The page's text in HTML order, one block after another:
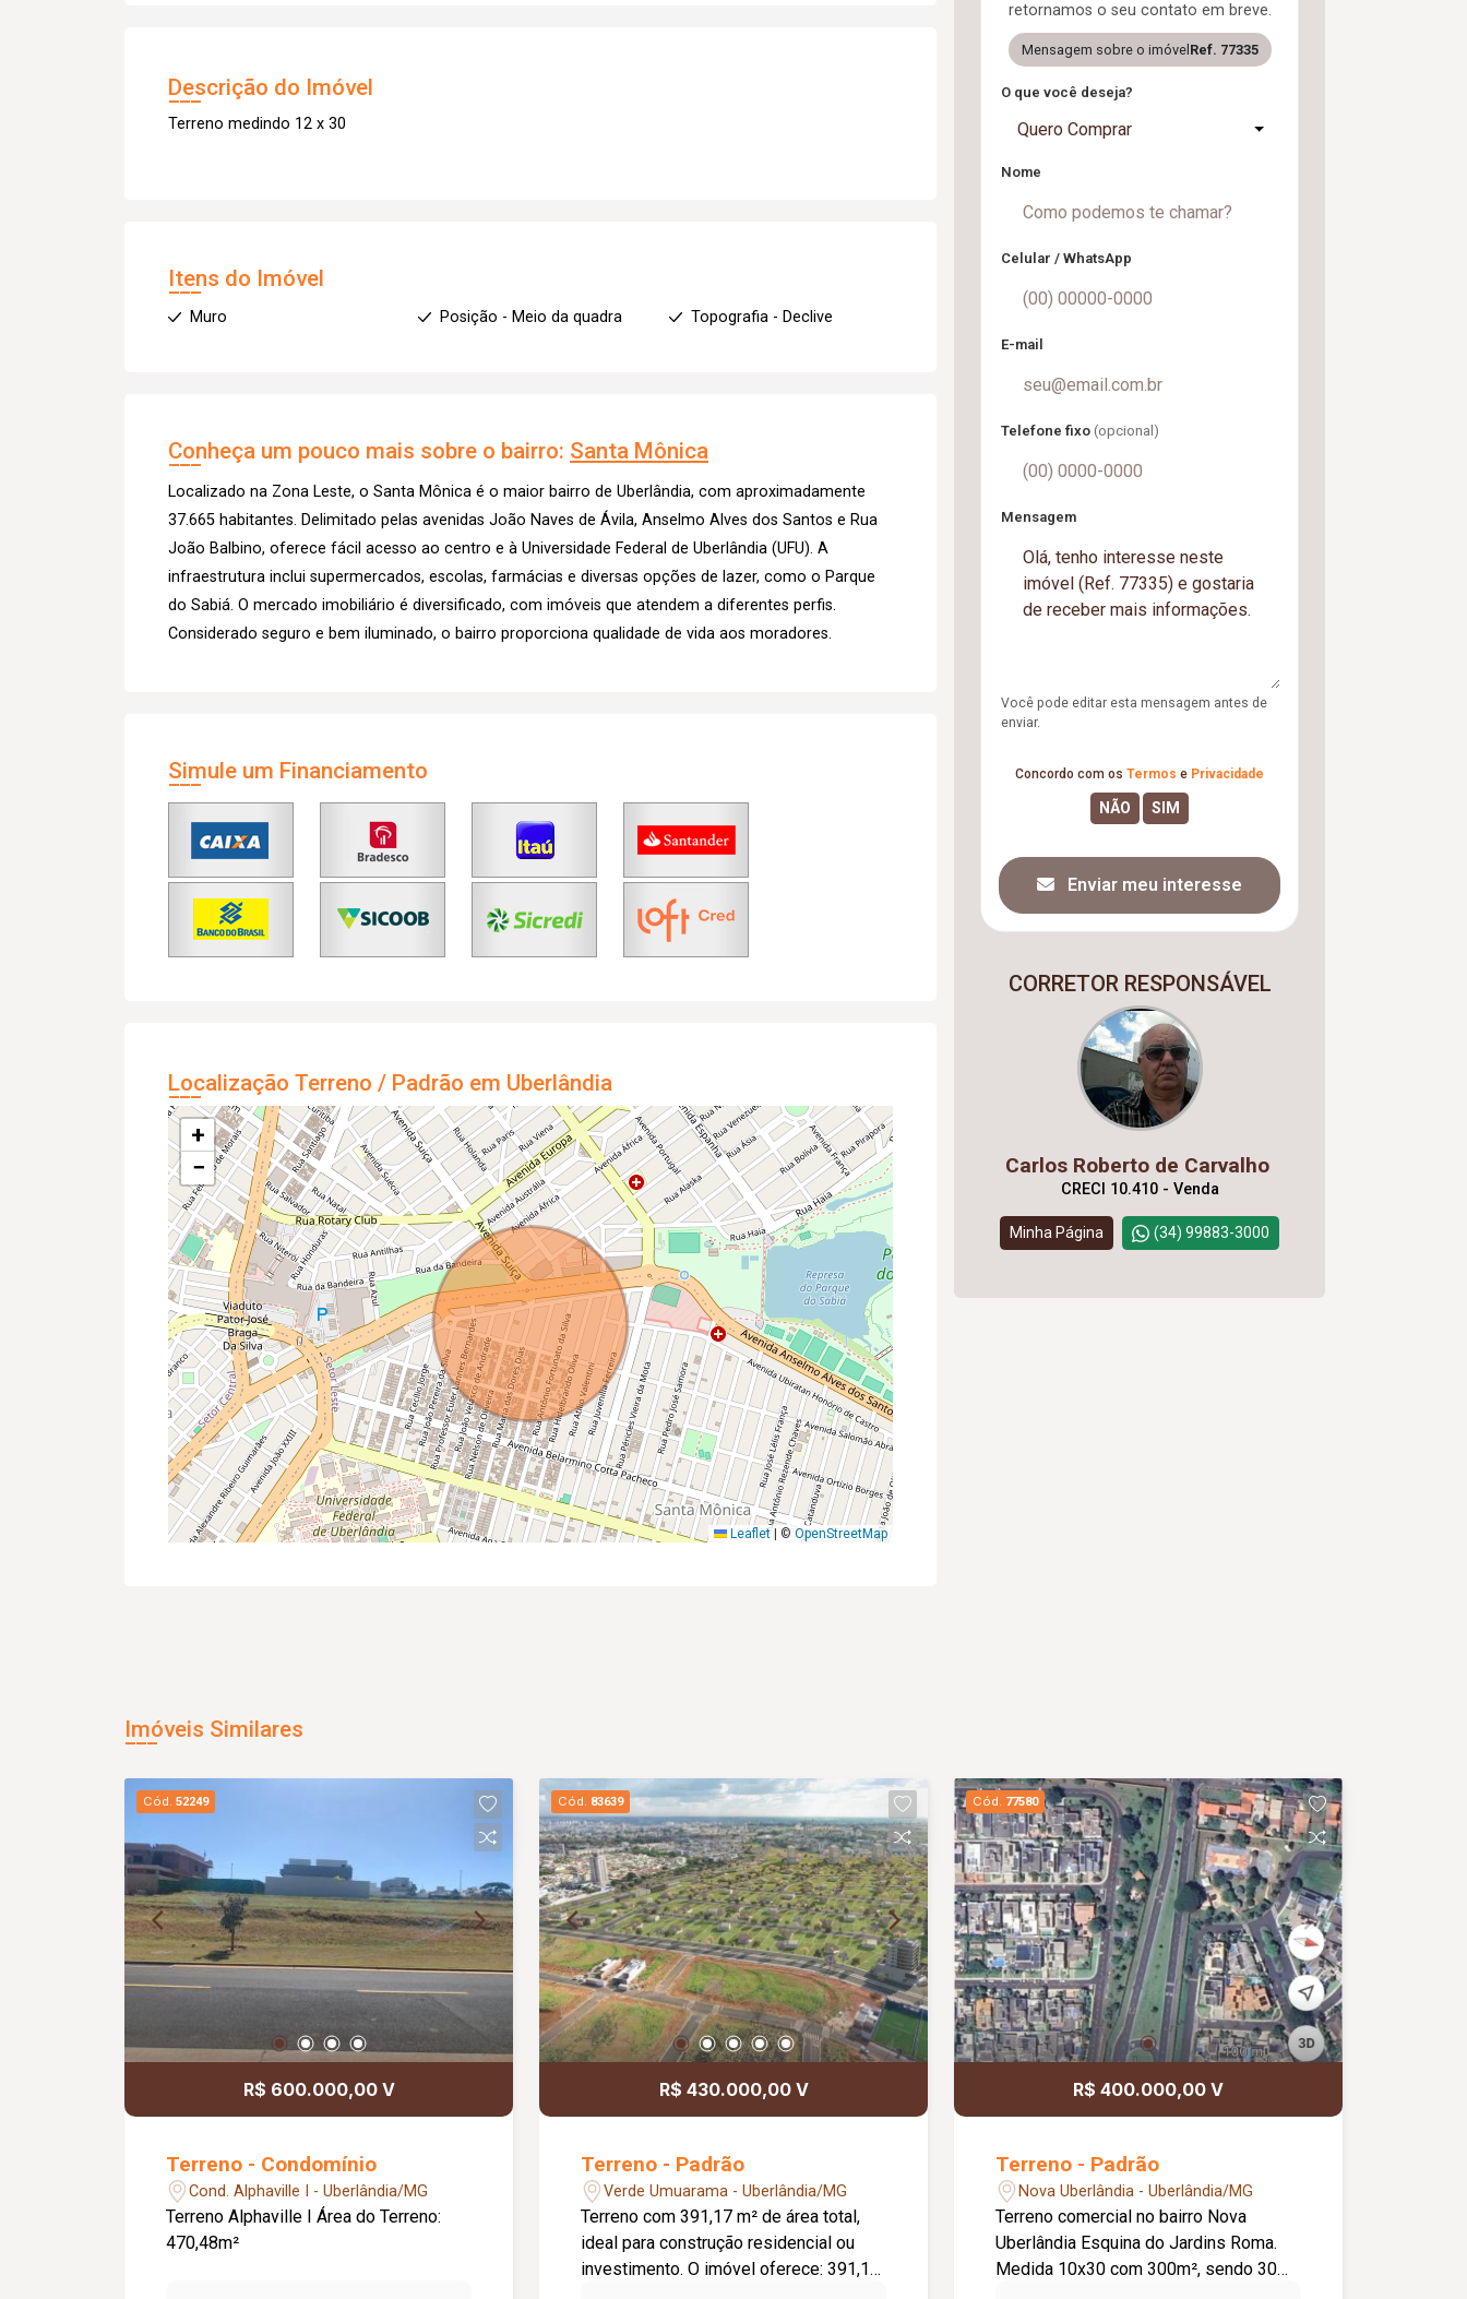
Descrição do Imóvel
Terreno medindo 12 x 30
Itens do Imóvel
Muro Posição - Meio da quadra Topografia - Declive
Conheça um pouco mais sobre o bairro: Santa Mônica
Localizado na Zona Leste, o Santa Mônica é o maior bairro de Uberlândia, com aproximadamente
37.665 habitantes. Delimitado pelas avenidas João Naves de Ávila, Anselmo Alves dos Santos e Rua
João Balbino, oferece fácil acesso ao centro e à Universidade Federal de Uberlândia (UFU). A
infraestrutura inclui supermercados, escolas, farmácias e diversas opções de lazer, como o Parque
do Sabiá. O mercado imobiliário é diversificado, com imóveis que atendem a diferentes perfis.
Considerado seguro e bem iluminado, o bairro proporciona qualidade de vida aos moradores.
Simule um Financiamento
Localização Terreno / Padrão em Uberlândia
+
−
Leaflet © OpenStreetMap
retornamos o seu contato em breve.
Mensagem sobre o imóvel Ref. 77335
O que você deseja?
Quero Comprar
Nome
Celular / WhatsApp
E-mail
Telefone fixo (opcional)
Mensagem
Você pode editar esta mensagem antes de
enviar.
Concordo com os Termos e Privacidade
Enviar meu interesse
CORRETOR RESPONSÁVEL
Carlos Roberto de Carvalho
CRECI 10.410 - Venda
Minha Página (34) 99883-3000
Imóveis Similares
Cód. 52249
R$ 600.000,00 V
Terreno - Condomínio
Cond. Alphaville I - Uberlândia/MG
Terreno Alphaville I Área do Terreno:
470,48m²
Cód. 83639
R$ 430.000,00 V
Terreno - Padrão
Verde Umuarama - Uberlândia/MG
Terreno com 391,17 m² de área total,
ideal para construção residencial ou
investimento. O imóvel oferece: 391,17
Cód. 77580
R$ 400.000,00 V
Terreno - Padrão
Nova Uberlândia - Uberlândia/MG
Terreno comercial no bairro Nova
Uberlândia Esquina do Jardins Roma.
Medida 10x30 com 300m², sendo 30